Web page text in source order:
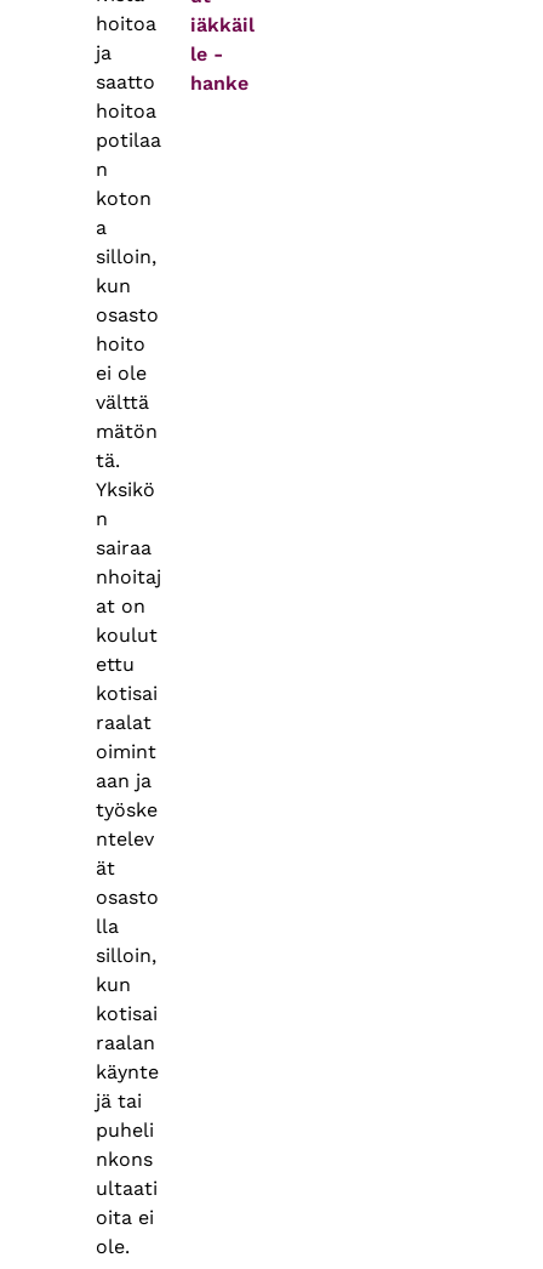
hoitoa
ja
saatto
hoitoa
potilaa
n
koton
a
silloin,
kun
osasto
hoito
ei ole
välttä
mätön
tä.
Yksikö
n
sairaa
nhoitaj
at on
koulut
ettu
kotisai
raalat
oimint
aan ja
työske
ntelev
ät
osasto
lla
silloin,
kun
kotisai
raalan
käynte
jä tai
puheli
nkons
ultaati
oita ei
ole.
iäkkäil
le -
hanke